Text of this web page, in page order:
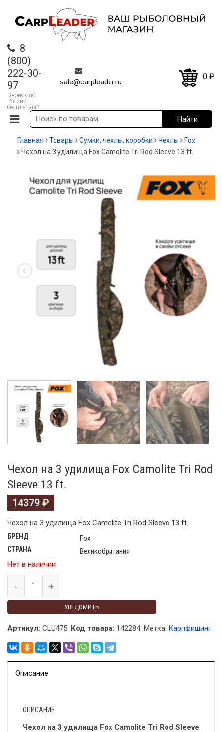
8
(800)
222-30-
97
Звонок по
России —
бесплатный
sale@carpleader.ru
0 ₽
Главная Товары Сумки, чехлы, коробки Чехлы
Fox
Чехол на 3 удилища Fox Camolite Tri Rod Sleeve 13 ft.
Чехол на 3 удилища Fox Camolite Tri Rod
Sleeve 13 ft.
14379 ₽
Чехол на 3 удилища Fox Camolite Tri Rod Sleeve 13 ft.
БРЕНД Fox
СТРАНА
Великобритания
Нет в наличии
УВЕДОМИТЬ
Артикул: CLU475. Код товара: 142284. Метка: Карпфишинг.
Описание
ОПИСАНИЕ
Чехол на 3 удилища Fox Camolite Tri Rod Sleeve